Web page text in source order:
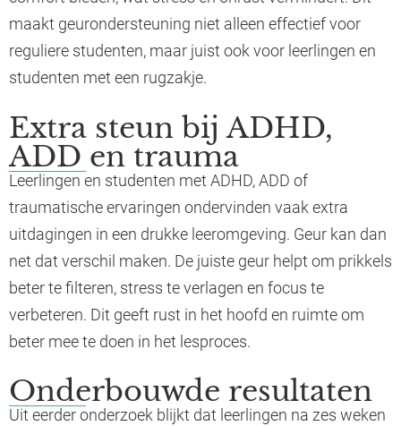
maakt geurondersteuning niet alleen effectief voor
reguliere studenten, maar juist ook voor leerlingen en
studenten met een rugzakje.
Extra steun bij ADHD,
ADD en trauma
Leerlingen en studenten met ADHD, ADD of
traumatische ervaringen ondervinden vaak extra
uitdagingen in een drukke leeromgeving. Geur kan dan
net dat verschil maken. De juiste geur helpt om prikkels
beter te filteren, stress te verlagen en focus te
verbeteren. Dit geeft rust in het hoofd en ruimte om
beter mee te doen in het lesproces.
Onderbouwde resultaten
Uit eerder onderzoek blijkt dat leerlingen na zes weken